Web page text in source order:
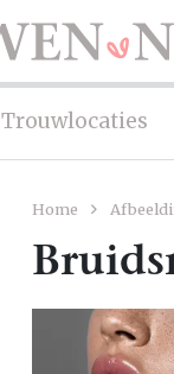
Trouwlocaties
Home